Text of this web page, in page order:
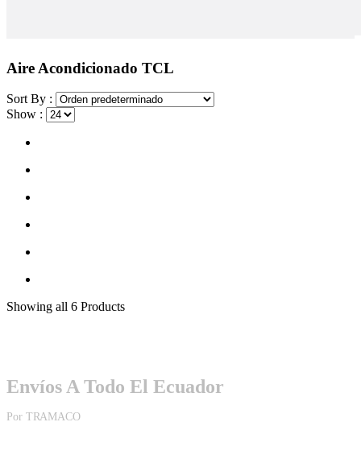
Aire Acondicionado TCL
Sort By :
Show :
Showing all 6 Products
Envíos A Todo El Ecuador
Por TRAMACO